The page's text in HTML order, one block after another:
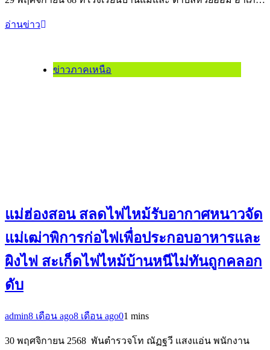
อ่านข่าว
ข่าวภาคเหนือ
แม่ฮ่องสอน สลดไฟไหม้รับอากาศหนาวจัด
แม่เฒ่าพิการก่อไฟเพื่อประกอบอาหารและ
ผิงไฟ สะเก็ดไฟไหม้บ้านหนีไม่ทันถูกคลอก
ดับ
admin8 เดือน ago8 เดือน ago01 mins
30 พฤศจิกายน 2568 พันตำรวจโท ณัฏฐวี แสงแอ่น พนักงาน